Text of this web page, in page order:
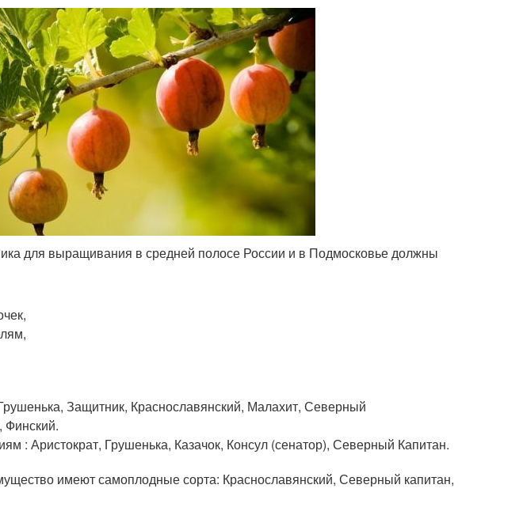
для выращивания в средней полосе России и в Подмосковье должны
Защитник, Краснославянский, Малахит, Северный
: Аристократ, Грушенька, Казачок, Консул (сенатор), Северный Капитан.
имеют самоплодные сорта: Краснославянский, Северный капитан,